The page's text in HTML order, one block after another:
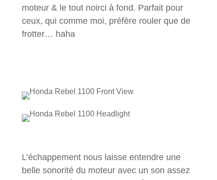
moteur & le tout noirci à fond. Parfait pour
ceux, qui comme moi, préfère rouler que de
frotter… haha
L’échappement nous laisse entendre une
belle sonorité du moteur avec un son assez